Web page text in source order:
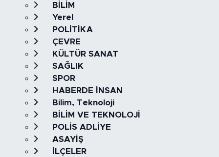
BİLİM
Yerel
POLİTİKA
ÇEVRE
KÜLTÜR SANAT
SAĞLIK
SPOR
HABERDE İNSAN
Bilim, Teknoloji
BİLİM VE TEKNOLOJİ
POLİS ADLİYE
ASAYİŞ
İLÇELER